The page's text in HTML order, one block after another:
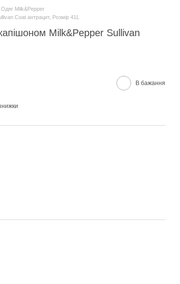
Одяг Milk&Pepper
Coat антрацит, Розмір 41L
Milk&Pepper Sullivan
В бажання